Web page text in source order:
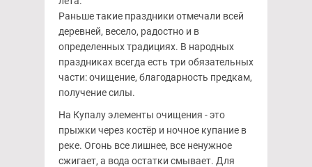
Раньше такие праздники отмечали всей
деревней, весело, радостно и в
определенных традициях. В народных
праздниках всегда есть три обязательных
части: очищение, благодарность предкам,
получение силы.
На Купалу элементы очищения - это
прыжки через костёр и ночное купание в
реке. Огонь все лишнее, все ненужное
сжигает, а вода остатки смывает. Для